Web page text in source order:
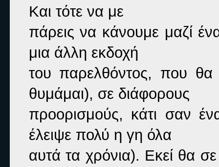
Και τότε να με
πάρεις να κάνουμε μαζί
μια άλλη εκδοχή
του παρελθόντος, που θα
θυμάμαι), σε διάφορους
προορισμούς, κάτι σαν
έλειψε πολύ η γη όλα
αυτά τα χρόνια). Εκεί θα